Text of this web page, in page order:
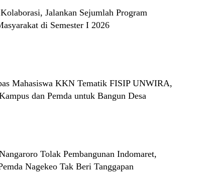
Jalankan Sejumlah Program
di Semester I 2026
Mahasiswa KKN Tematik FISIP UNWIRA,
dan Pemda untuk Bangun Desa
Tolak Pembangunan Indomaret,
Nagekeo Tak Beri Tanggapan